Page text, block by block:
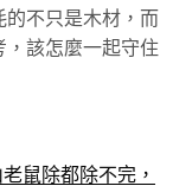
不只是木材，而
，該怎麼一起守住
鼠除都除不完，